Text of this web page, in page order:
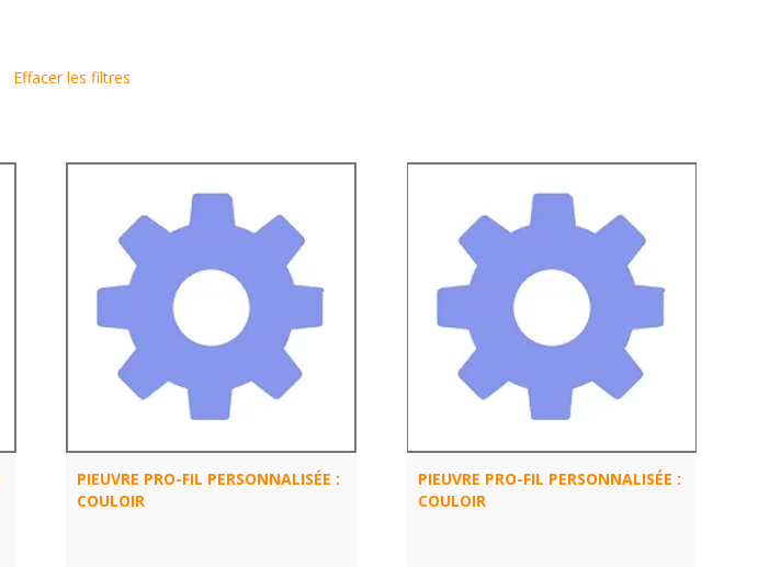
Effacer les filtres
PIEUVRE PRO-FIL PERSONNALISÉE :
COULOIR
PIEUVRE PRO-FIL PERSONNALISÉE :
COULOIR